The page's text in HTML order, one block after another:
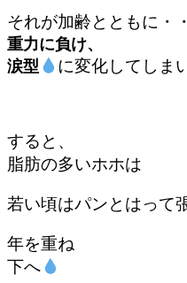
それが加齢とともに・
重力に負け、
涙型
に変化してしま
すると、
脂肪の多いホホは
若い頃はパンとはって
年を重ね
下へ